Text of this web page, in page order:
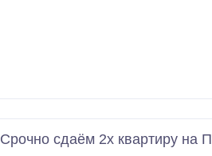
Срочно сдаём 2х квартиру на